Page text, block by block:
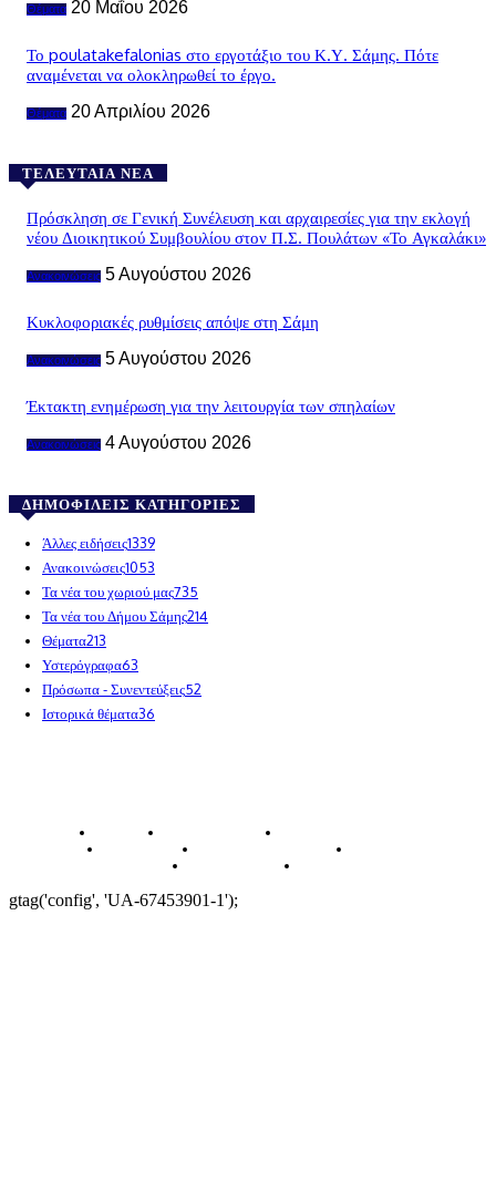
Θέματα 20 Μαΐου 2026
Το poulatakefalonias στο εργοτάξιο του Κ.Υ. Σάμης. Πότε
αναμένεται να ολοκληρωθεί το έργο.
Θέματα 20 Απριλίου 2026
ΤΕΛΕΥΤΑΊΑ ΝΈΑ
Πρόσκληση σε Γενική Συνέλευση και αρχαιρεσίες για την εκλογή
νέου Διοικητικού Συμβουλίου στον Π.Σ. Πουλάτων «Το Αγκαλάκι»
Ανακοινώσεις 5 Αυγούστου 2026
Κυκλοφοριακές ρυθμίσεις απόψε στη Σάμη
Ανακοινώσεις 5 Αυγούστου 2026
Έκτακτη ενημέρωση για την λειτουργία των σπηλαίων
Ανακοινώσεις 4 Αυγούστου 2026
ΔΗΜΟΦΙΛΕΊΣ ΚΑΤΗΓΟΡΊΕΣ
Άλλες ειδήσεις1339
Ανακοινώσεις1053
Τα νέα του χωριού μας735
Τα νέα του Δήμου Σάμης214
Θέματα213
Υστερόγραφα63
Πρόσωπα - Συνεντεύξεις52
Ιστορικά θέματα36
gtag('config', 'UA-67453901-1');